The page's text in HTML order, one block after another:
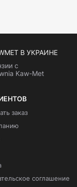
В УКРАИНЕ
с
Kaw-Met
заказ
соглашение